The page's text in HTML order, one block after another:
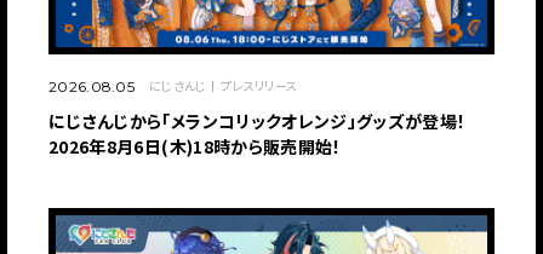
2026.08.05 にじさんじ プレスリリース
にじさんじから「メランコリックオレンジ」グッズが登場！
2026年8月6日(木)18時から販売開始！